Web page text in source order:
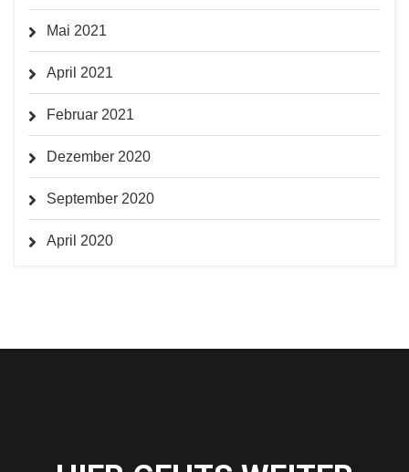
Mai 2021
April 2021
Februar 2021
Dezember 2020
September 2020
April 2020